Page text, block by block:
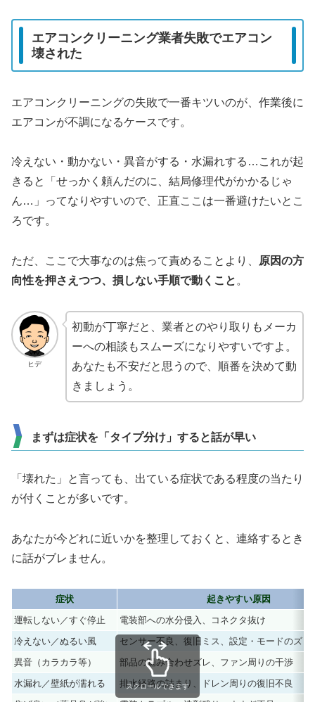
エアコンクリーニング業者失敗でエアコン
壊された
エアコンクリーニングの失敗で一番キツいのが、作業後に
エアコンが不調になるケースです。
冷えない・動かない・異音がする・水漏れする…これが起
きると「せっかく頼んだのに、結局修理代がかかるじゃ
ん…」ってなりやすいので、正直ここは一番避けたいとこ
ろです。
ただ、ここで大事なのは焦って責めることより、
原因の方
向性を押さえつつ、損しない手順で動くこと 。
ヒデ
初動が丁寧だと、業者とのやり取りもメーカ
ーへの相談もスムーズになりやすいですよ。
あなたも不安だと思うので、順番を決めて動
きましょう。
まずは症状を「タイプ分け」すると話が早い
「壊れた」と言っても、出ている症状である程度の当たり
が付くことが多いです。
あなたが今どれに近いかを整理しておくと、連絡するとき
に話がブレません。
症状
起きやすい原因
運転しない／すぐ停止
電装部への水分侵入、コネクタ抜け
冷えない／ぬるい風
センサー不良、復旧ミス、設定・モードのズレ
異音（カラカラ等）
部品の噛み合わせズレ、ファン周りの干渉
水漏れ／壁紙が濡れる
排水経路の詰まり、ドレン周りの復旧不良
スクロールできます